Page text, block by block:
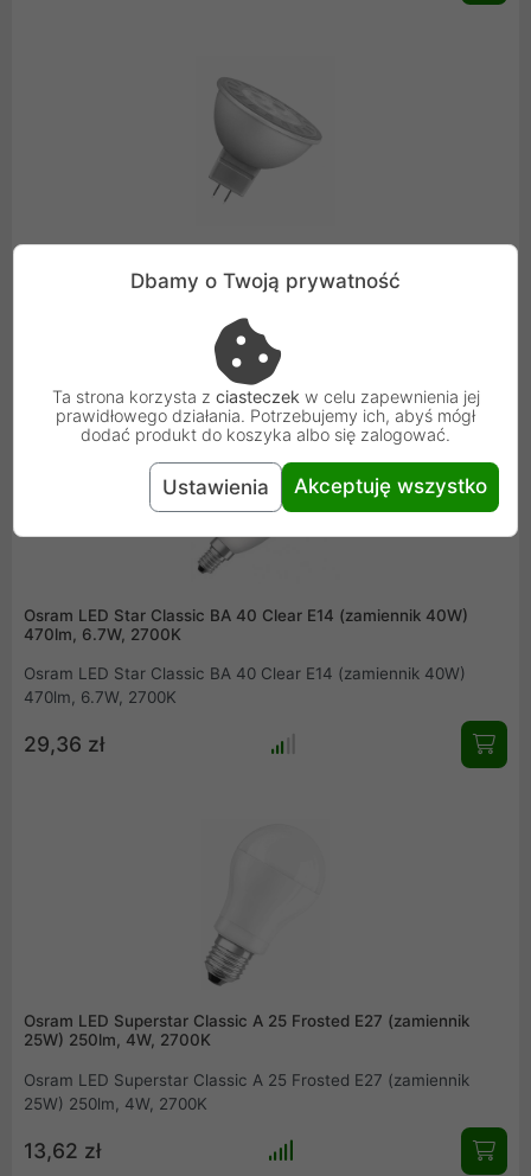
Osram LED Star Classic BA 40 Clear E14 (zamiennik 40W)
470lm, 6.7W, 2700K
Osram LED Star Classic BA 40 Clear E14 (zamiennik 40W)
470lm, 6.7W, 2700K
29,36 zł
Osram LED Superstar Classic A 25 Frosted E27 (zamiennik
25W) 250lm, 4W, 2700K
Osram LED Superstar Classic A 25 Frosted E27 (zamiennik
25W) 250lm, 4W, 2700K
13,62 zł
Dbamy o Twoją prywatność
Ta strona korzysta z ciasteczek w celu zapewnienia jej
prawidłowego działania. Potrzebujemy ich, abyś mógł
dodać produkt do koszyka albo się zalogować.
Ustawienia Akceptuję wszystko